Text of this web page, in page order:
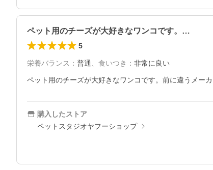
ペット用のチーズが大好きなワンコです。…
5
栄養バランス ： 普通 、 食いつき ： 非常に良い
ペット用のチーズが大好きなワンコです。前に違うメー
購入したストア
ペットスタジオヤフーショップ